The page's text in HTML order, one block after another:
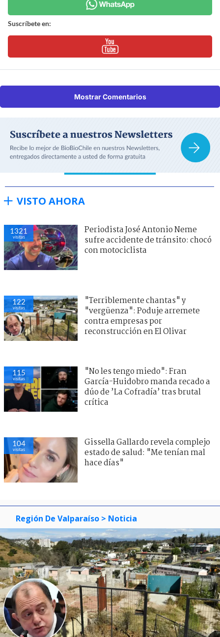
Suscríbete en:
Mostrar Comentarios
VISTO AHORA
1321
visitas
Periodista José Antonio Neme
sufre accidente de tránsito: chocó
con motociclista
122
visitas
"Terriblemente chantas" y
"vergüenza": Poduje arremete
contra empresas por
reconstrucción en El Olivar
115
visitas
"No les tengo miedo": Fran
García-Huidobro manda recado a
dúo de ’La Cofradía’ tras brutal
crítica
104
visitas
Gissella Gallardo revela complejo
estado de salud: "Me tenían mal
hace días"
Región De Valparaíso > Noticia